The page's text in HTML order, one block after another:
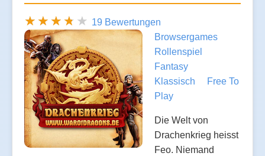
19 Bewertungen
Browsergames
Rollenspiel
Fantasy
Klassisch
Free To
Play
Die Welt von
Drachenkrieg heisst
Feo. Niemand